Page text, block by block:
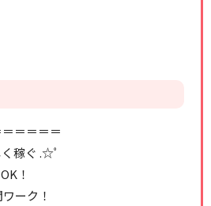
＝＝＝＝
稼ぐ .☆ﾟ
！
ーク！